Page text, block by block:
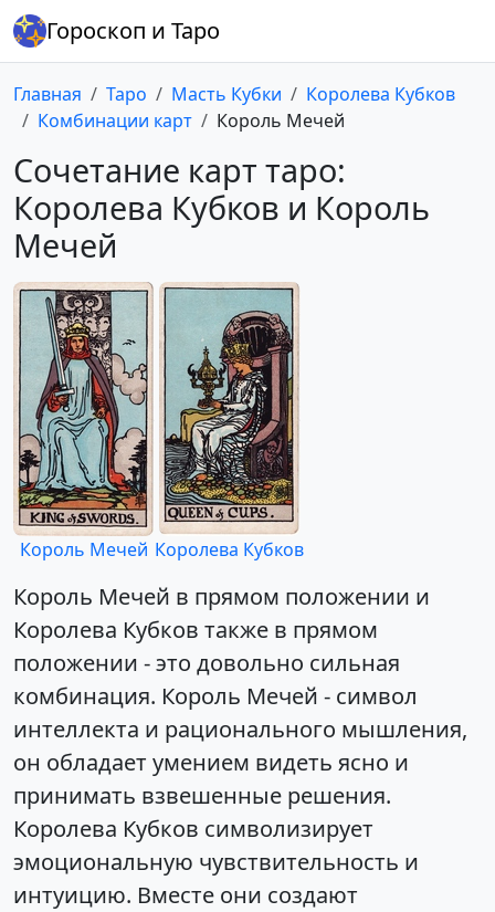
Гороскоп и Таро
Главная Таро Масть Кубки
Королева Кубков
Комбинации карт
Король Мечей
Сочетание карт таро:
Королева Кубков и Король
Мечей
Король Мечей Королева Кубков
Король Мечей в прямом положении и
Королева Кубков также в прямом
положении - это довольно сильная
комбинация. Король Мечей - символ
интеллекта и рационального мышления,
он обладает умением видеть ясно и
принимать взвешенные решения.
Королева Кубков символизирует
эмоциональную чувствительность и
интуицию. Вместе они создают